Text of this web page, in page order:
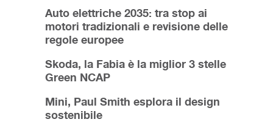
Auto elettriche 2035: tra stop ai
motori tradizionali e revisione delle
regole europee
Skoda, la Fabia è la miglior 3 stelle
Green NCAP
Mini, Paul Smith esplora il design
sostenibile